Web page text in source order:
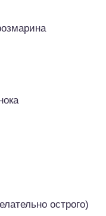
острого)